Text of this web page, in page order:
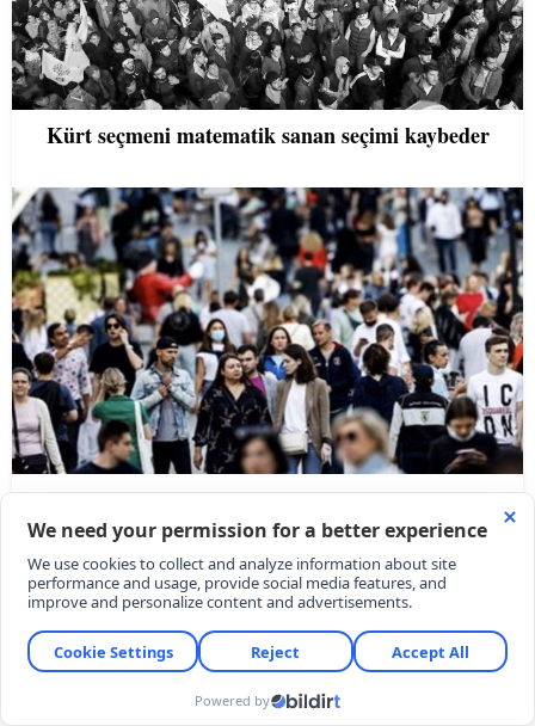
Kürt seçmeni matematik sanan seçimi kaybeder
Orta sınıfın trajedisi